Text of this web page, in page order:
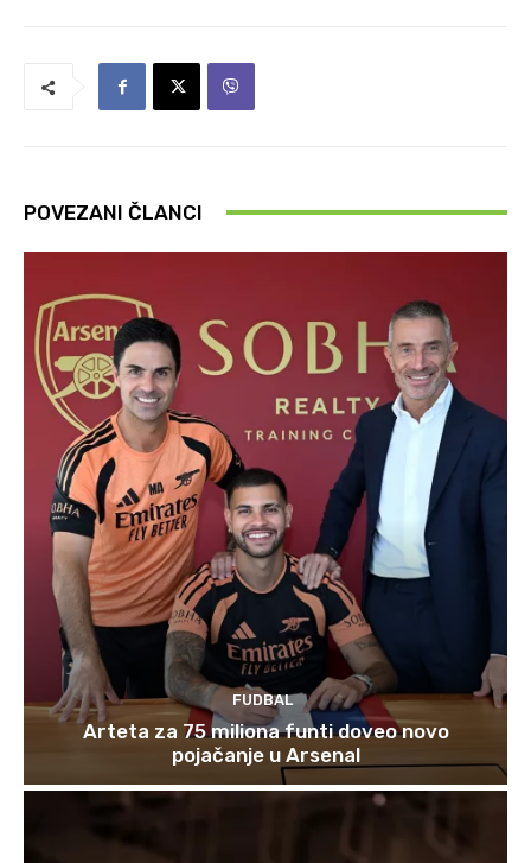
POVEZANI ČLANCI
FUDBAL
Arteta za 75 miliona funti doveo novo
pojačanje u Arsenal